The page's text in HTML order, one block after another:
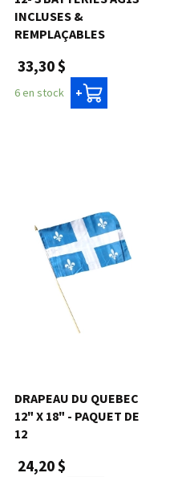
INCLUSES &
REMPLAÇABLES
33,30 $
6 en stock +
DRAPEAU DU QUEBEC
12" X 18" - PAQUET DE
12
24,20 $